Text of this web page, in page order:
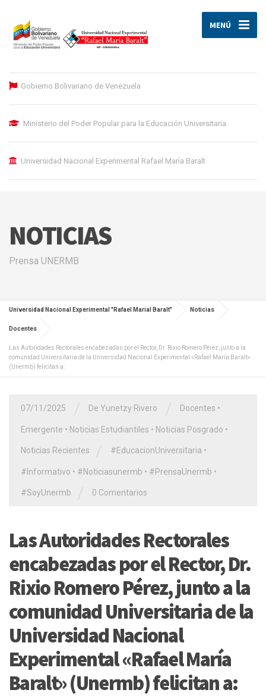
MENÚ
Gobierno Bolivariano de Venezuela
Ministerio del Poder Popular para la Educación Universitaria
Universidad Nacional Experimental Rafael María Baralt
NOTICIAS
Prensa UNERMB
Universidad Nacional Experimental "Rafael Marial Baralt" Noticias
Docentes
Las Autoridades Rectorales encabezadas por el Rector, Dr. Rixio Romero Pérez, junto a la
comunidad Universitaria de la Universidad Nacional Experimental «Rafael María Baralt»
(Unermb) felicitan a:
07/11/2025 De Yunetzy Rivero Docentes •
Emergente • Noticias Estudiantiles • Noticias Posgrado •
Noticias Recientes #EducacionUniversitaria •
#Informativo • #Noticiasunermb • #PrensaUnermb •
#SoyUnermb 0 Comentarios
Las Autoridades Rectorales
encabezadas por el Rector, Dr.
Rixio Romero Pérez, junto a la
comunidad Universitaria de la
Universidad Nacional
Experimental «Rafael María
Baralt» (Unermb) felicitan a: